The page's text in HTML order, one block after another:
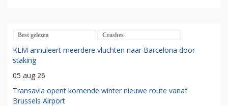
Best gelezen Crashes
KLM annuleert meerdere vluchten naar Barcelona door
staking
05 aug 26
Transavia opent komende winter nieuwe route vanaf
Brussels Airport